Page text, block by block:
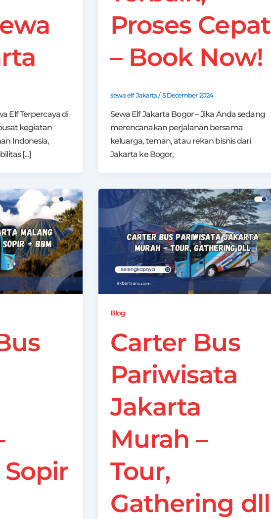
Elf Terpercaya di
kegiatan
Indonesia,
[…]
Proses Cepat
– Book Now!
sewa elf Jakarta/5 December 2024
Sewa Elf Jakarta Bogor – Jika Anda sedang
merencanakan perjalanan bersama
keluarga, teman, atau rekan bisnis dari
Jakarta ke Bogor,
Blog
Carter Bus
Pariwisata
Jakarta
Murah –
Tour,
Gathering dll